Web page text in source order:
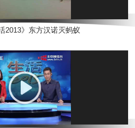
2013》东方汉诺灭蚂蚁